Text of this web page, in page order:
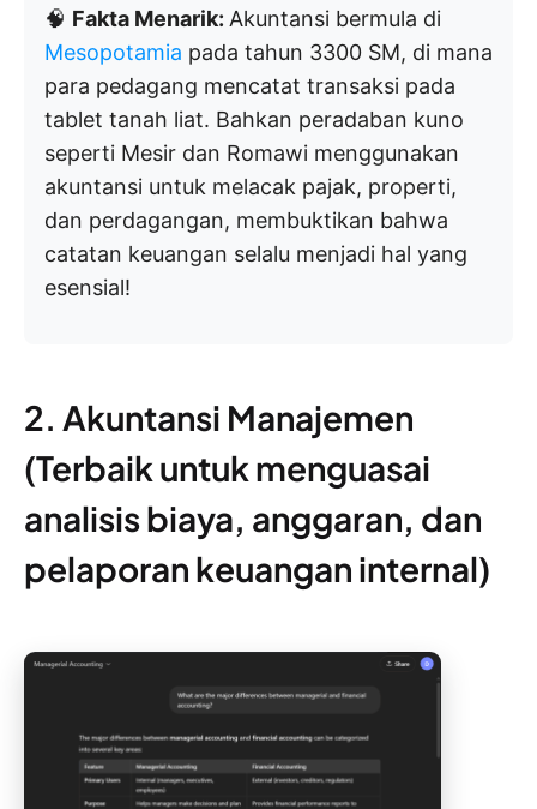
🧠 Fakta Menarik: Akuntansi bermula di
Mesopotamia pada tahun 3300 SM, di mana
para pedagang mencatat transaksi pada
tablet tanah liat. Bahkan peradaban kuno
seperti Mesir dan Romawi menggunakan
akuntansi untuk melacak pajak, properti,
dan perdagangan, membuktikan bahwa
catatan keuangan selalu menjadi hal yang
esensial!
2. Akuntansi Manajemen
(Terbaik untuk menguasai
analisis biaya, anggaran, dan
pelaporan keuangan internal)